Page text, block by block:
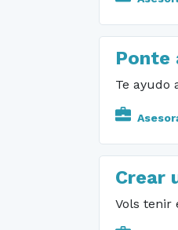
Ponte
Te ayudo
Crear
Vols tenir